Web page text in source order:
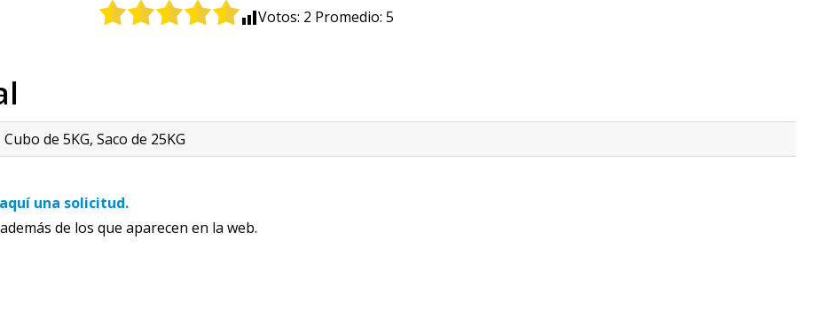
Votos: 2 Promedio: 5
Cubo de 5KG, Saco de 25KG
una solicitud.
de los que aparecen en la web.